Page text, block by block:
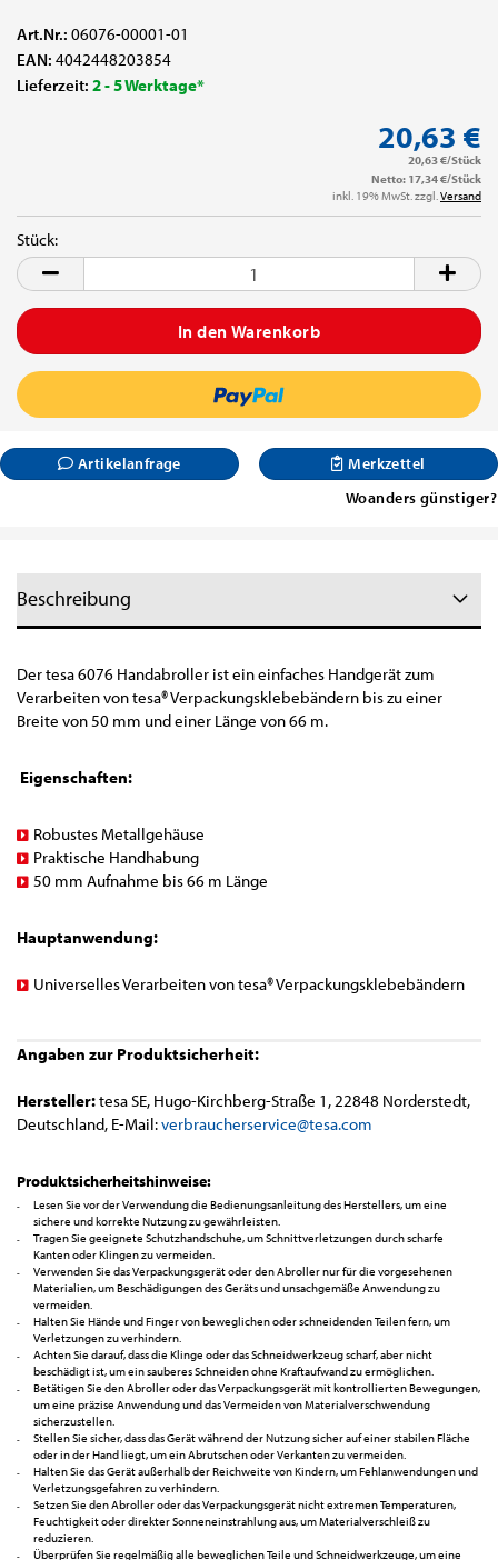
Art.Nr.: 06076-00001-01
EAN: 4042448203854
Lieferzeit: 2 - 5 Werktage*
20,63 €
20,63 €/Stück
Netto: 17,34 €/Stück
inkl. 19% MwSt. zzgl.Versand
Stück:
Stück
Artikelanfrage
Merkzettel
Woanders günstiger?
Beschreibung
Der tesa 6076 Handabroller ist ein einfaches Handgerät zum
Verarbeiten von tesa® Verpackungsklebebändern bis zu einer
Breite von 50 mm und einer Länge von 66 m.
Eigenschaften:
Robustes Metallgehäuse
Praktische Handhabung
50 mm Aufnahme bis 66 m Länge
Hauptanwendung:
Universelles Verarbeiten von tesa® Verpackungsklebebändern
Angaben zur Produktsicherheit:
Hersteller:tesa SE, Hugo-Kirchberg-Straße 1, 22848 Norderstedt,
Deutschland, E-Mail:verbraucherservice@tesa.com
Produktsicherheitshinweise:
Lesen Sie vor der Verwendung die Bedienungsanleitung des Herstellers, um eine
sichere und korrekte Nutzung zu gewährleisten.
Tragen Sie geeignete Schutzhandschuhe, um Schnittverletzungen durch scharfe
Kanten oder Klingen zu vermeiden.
Verwenden Sie das Verpackungsgerät oder den Abroller nur für die vorgesehenen
Materialien, um Beschädigungen des Geräts und unsachgemäße Anwendung zu
vermeiden.
Halten Sie Hände und Finger von beweglichen oder schneidenden Teilen fern, um
Verletzungen zu verhindern.
Achten Sie darauf, dass die Klinge oder das Schneidwerkzeug scharf, aber nicht
beschädigt ist, um ein sauberes Schneiden ohne Kraftaufwand zu ermöglichen.
Betätigen Sie den Abroller oder das Verpackungsgerät mit kontrollierten Bewegungen,
um eine präzise Anwendung und das Vermeiden von Materialverschwendung
sicherzustellen.
Stellen Sie sicher, dass das Gerät während der Nutzung sicher auf einer stabilen Fläche
oder in der Hand liegt, um ein Abrutschen oder Verkanten zu vermeiden.
Halten Sie das Gerät außerhalb der Reichweite von Kindern, um Fehlanwendungen und
Verletzungsgefahren zu verhindern.
Setzen Sie den Abroller oder das Verpackungsgerät nicht extremen Temperaturen,
Feuchtigkeit oder direkter Sonneneinstrahlung aus, um Materialverschleiß zu
reduzieren.
Überprüfen Sie regelmäßig alle beweglichen Teile und Schneidwerkzeuge, um eine